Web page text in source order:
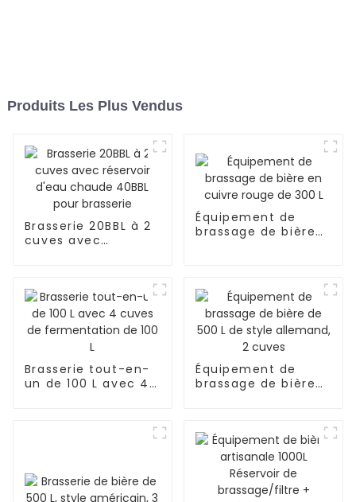
Produits Les Plus Vendus
Brasserie 20BBL à 2
cuves avec
Équipement de
brassage de bière
Brasserie tout-en-
un de 100 L avec 4
Équipement de
brassage de bière